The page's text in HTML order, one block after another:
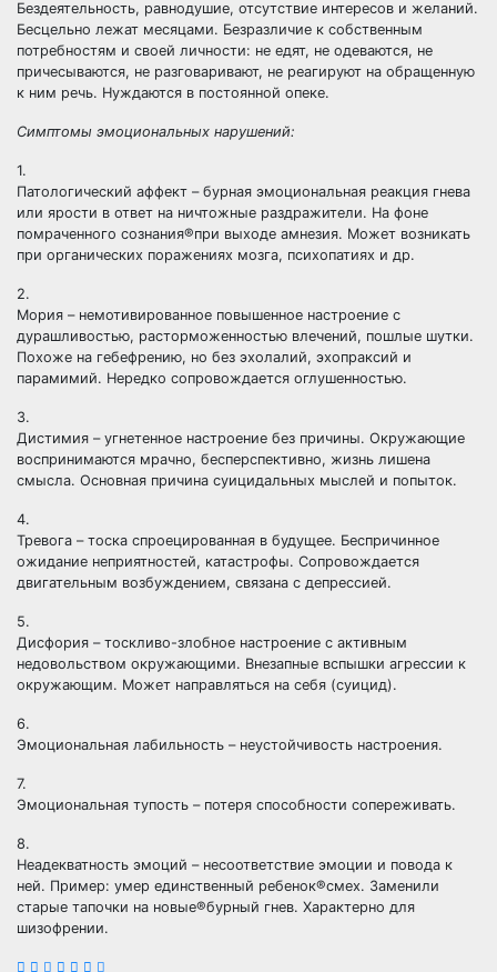
Бездеятельность, равнодушие, отсутствие интересов и желаний.
Бесцельно лежат месяцами. Безразличие к собственным
потребностям и своей личности: не едят, не одеваются, не
причесываются, не разговаривают, не реагируют на обращенную
к ним речь. Нуждаются в постоянной опеке.
Симптомы эмоциональных нарушений:
1.
Патологический аффект – бурная эмоциональная реакция гнева
или ярости в ответ на ничтожные раздражители. На фоне
помраченного сознания®при выходе амнезия. Может возникать
при органических поражениях мозга, психопатиях и др.
2.
Мория – немотивированное повышенное настроение с
дурашливостью, расторможенностью влечений, пошлые шутки.
Похоже на гебефрению, но без эхолалий, эхопраксий и
парамимий. Нередко сопровождается оглушенностью.
3.
Дистимия – угнетенное настроение без причины. Окружающие
воспринимаются мрачно, бесперспективно, жизнь лишена
смысла. Основная причина суицидальных мыслей и попыток.
4.
Тревога – тоска спроецированная в будущее. Беспричинное
ожидание неприятностей, катастрофы. Сопровождается
двигательным возбуждением, связана с депрессией.
5.
Дисфория – тоскливо-злобное настроение с активным
недовольством окружающими. Внезапные вспышки агрессии к
окружающим. Может направляться на себя (суицид).
6.
Эмоциональная лабильность – неустойчивость настроения.
7.
Эмоциональная тупость – потеря способности сопереживать.
8.
Неадекватность эмоций – несоответствие эмоции и повода к
ней. Пример: умер единственный ребенок®смех. Заменили
старые тапочки на новые®бурный гнев. Характерно для
шизофрении.